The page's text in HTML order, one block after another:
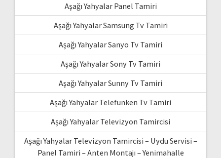
Aşağı Yahyalar Panel Tamiri
Aşağı Yahyalar Samsung Tv Tamiri
Aşağı Yahyalar Sanyo Tv Tamiri
Aşağı Yahyalar Sony Tv Tamiri
Aşağı Yahyalar Sunny Tv Tamiri
Aşağı Yahyalar Telefunken Tv Tamiri
Aşağı Yahyalar Televizyon Tamircisi
Aşağı Yahyalar Televizyon Tamircisi – Uydu Servisi –
Panel Tamiri – Anten Montajı – Yenimahalle